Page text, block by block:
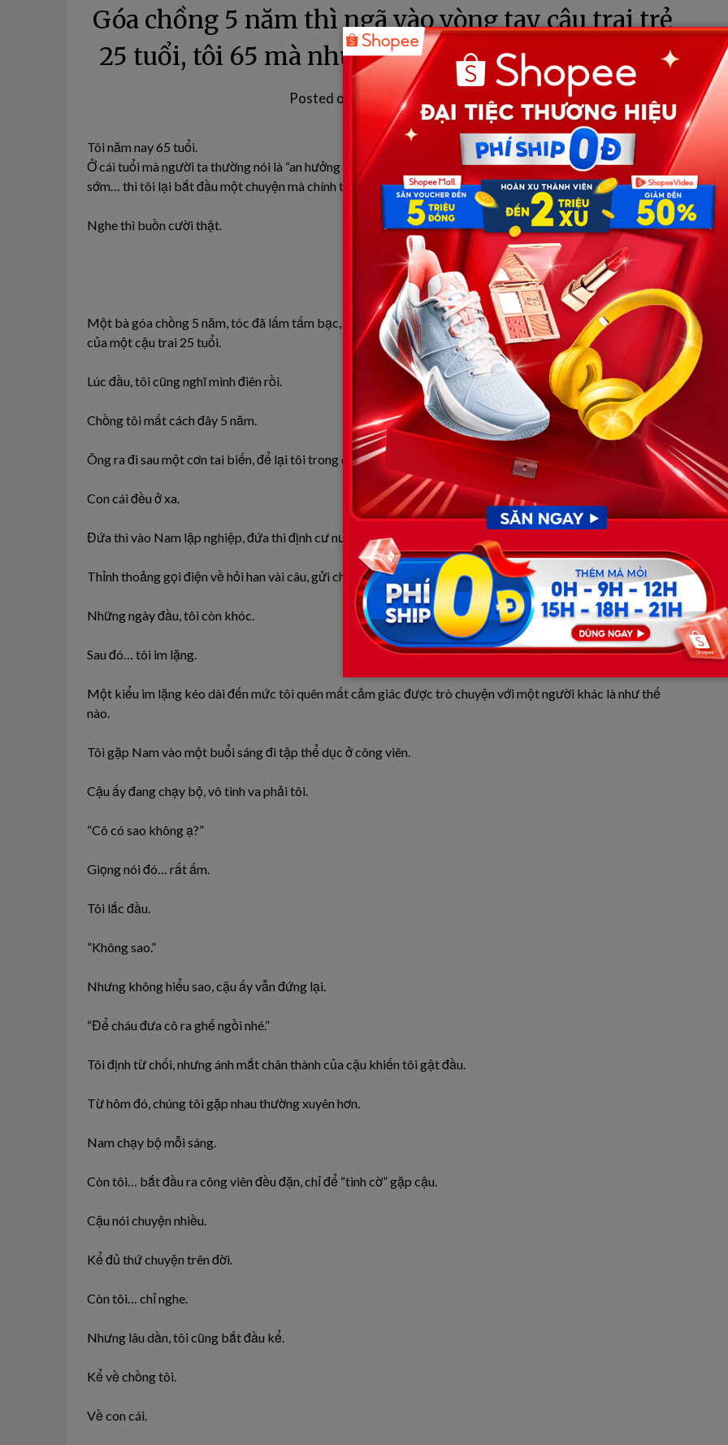
Góa chồng 5 năm thì ngã vào vòng tay cậu trai trẻ
25 tuổi, tôi 65 mà như sống lại thời còn đôi mươi
Posted on 10/05/2026
Tôi năm nay 65 tuổi.
Ở cái tuổi mà người ta thường nói là “an hưởng tuổi già”, sáng tưới cây, chiều bế cháu, tối xem tivi rồi đi ngủ
sớm… thì tôi lại bắt đầu một chuyện mà chính tôi cũng không dám tin: yêu.
Nghe thì buồn cười thật.
Một bà góa chồng 5 năm, tóc đã lấm tấm bạc, da nhăn, người không còn thon gọn… lại ngã vào vòng tay
của một cậu trai 25 tuổi.
Lúc đầu, tôi cũng nghĩ mình điên rồi.
Chồng tôi mất cách đây 5 năm.
Ông ra đi sau một cơn tai biến, để lại tôi trong căn nhà rộng, trống rỗng đến đáng sợ.
Con cái đều ở xa.
Đứa thì vào Nam lập nghiệp, đứa thì định cư nước ngoài.
Thỉnh thoảng gọi điện về hỏi han vài câu, gửi chút tiền, nhưng… không ai có thể ở bên tôi.
Những ngày đầu, tôi còn khóc.
Sau đó… tôi im lặng.
Một kiểu im lặng kéo dài đến mức tôi quên mất cảm giác được trò chuyện với một người khác là như thế
nào.
Tôi gặp Nam vào một buổi sáng đi tập thể dục ở công viên.
Cậu ấy đang chạy bộ, vô tình va phải tôi.
“Cô có sao không ạ?”
Giọng nói đó… rất ấm.
Tôi lắc đầu.
“Không sao.”
Nhưng không hiểu sao, cậu ấy vẫn đứng lại.
“Để cháu đưa cô ra ghế ngồi nhé.”
Tôi định từ chối, nhưng ánh mắt chân thành của cậu khiến tôi gật đầu.
Từ hôm đó, chúng tôi gặp nhau thường xuyên hơn.
Nam chạy bộ mỗi sáng.
Còn tôi… bắt đầu ra công viên đều đặn, chỉ để “tình cờ” gặp cậu.
Cậu nói chuyện nhiều.
Kể đủ thứ chuyện trên đời.
Còn tôi… chỉ nghe.
Nhưng lâu dần, tôi cũng bắt đầu kể.
Kể về chồng tôi.
Về con cái.